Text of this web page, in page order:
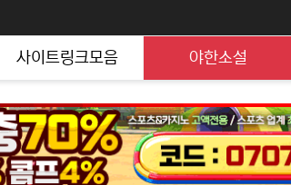
사이트링크모음 야한소설